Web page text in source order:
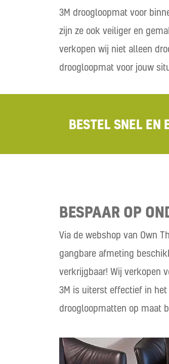
3M droogloopmat voor
zijn ze ook veiliger en
verkopen wij niet alleen
droogloopmat voor jouw
BESTEL SNEL EN
BESPAAR OP
Via de webshop van Own
gangbare afmeting
verkrijgbaar! Wij verkopen
3M is uiterst effectief in
droogloopmatten op maat